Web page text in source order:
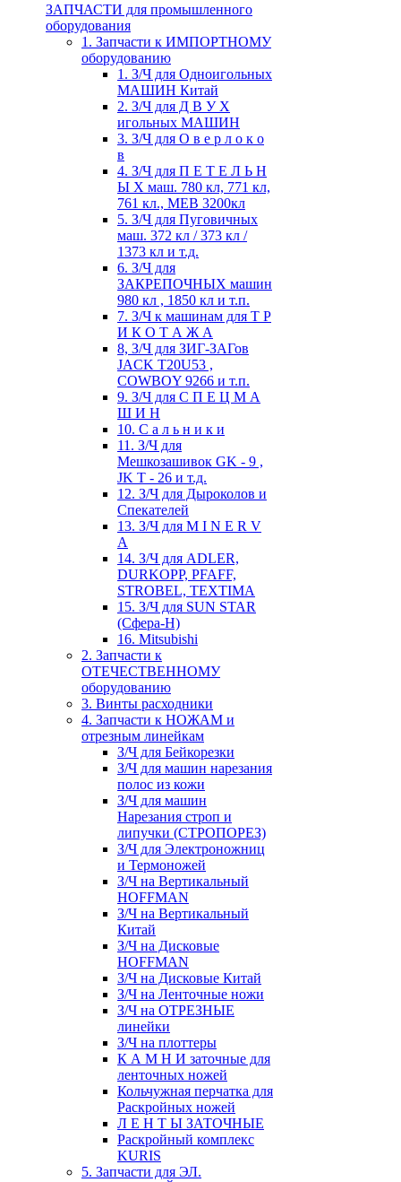
ЗАПЧАСТИ для промышленного
оборудования
1. Запчасти к ИМПОРТНОМУ
оборудованию
1. З/Ч для Одноигольных
МАШИН Китай
2. З/Ч для Д В У Х
игольных МАШИН
3. З/Ч для О в е р л о к о
в
4. З/Ч для П Е Т Е Л Ь Н
Ы Х маш. 780 кл, 771 кл,
761 кл., MEB 3200кл
5. З/Ч для Пуговичных
маш. 372 кл / 373 кл /
1373 кл и т.д.
6. З/Ч для
ЗАКРЕПОЧНЫХ машин
980 кл , 1850 кл и т.п.
7. З/Ч к машинам для Т Р
И К О Т А Ж А
8, З/Ч для ЗИГ-ЗАГов
JACK Т20U53 ,
COWBOY 9266 и т.п.
9. З/Ч для С П Е Ц М А
Ш И Н
10. С а л ь н и к и
11. З/Ч для
Мешкозашивок GK - 9 ,
JK T - 26 и т.д.
12. З/Ч для Дыроколов и
Спекателей
13. З/Ч для M I N E R V
A
14. З/Ч для ADLER,
DURKOPP, PFAFF,
STROBEL, TEXTIMA
15. З/Ч для SUN STAR
(Сфера-Н)
16. Mitsubishi
2. Запчасти к
ОТЕЧЕСТВЕННОМУ
оборудованию
3. Винты расходники
4. Запчасти к НОЖАМ и
отрезным линейкам
З/Ч для Бейкорезки
З/Ч для машин нарезания
полос из кожи
З/Ч для машин
Нарезания строп и
липучки (СТРОПОРЕЗ)
З/Ч для Электроножниц
и Термоножей
З/Ч на Вертикальный
HOFFMAN
З/Ч на Вертикальный
Китай
З/Ч на Дисковые
HOFFMAN
З/Ч на Дисковые Китай
З/Ч на Ленточные ножи
З/Ч на ОТРЕЗНЫЕ
линейки
З/Ч на плоттеры
К А М Н И заточные для
ленточных ножей
Кольчужная перчатка для
Раскройных ножей
Л Е Н Т Ы ЗАТОЧНЫЕ
Раскройный комплекс
KURIS
5. Запчасти для ЭЛ.